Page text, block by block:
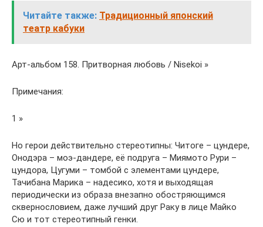
Читайте также: Традиционный японский
театр кабуки
Арт-альбом 158. Притворная любовь / Nisekoi »
Примечания:
1 »
Но герои действительно стереотипны: Читоге – цундере,
Онодэра – моэ-дандере, её подруга – Миямото Рури –
цундора, Цугуми – томбой с элементами цундере,
Тачибана Марика – надесико, хотя и выходящая
периодически из образа внезапно обостряющимся
сквернословием, даже лучший друг Раку в лице Майко
Сю и тот стереотипный генки.